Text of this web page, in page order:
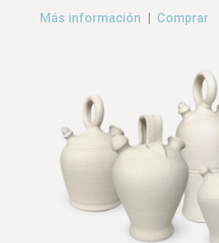
Más información | Comprar